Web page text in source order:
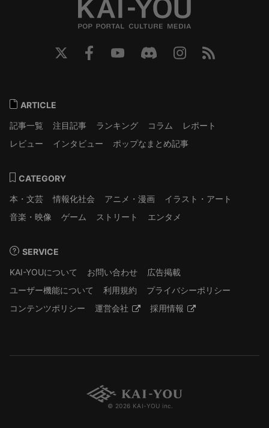
ARTICLE
記事一覧
注目記事 ランキング コラム
レポート
レビュー
インタビュー ポップなまとめ記事
CATEGORY
本・文芸
情報化社会 アニメ・漫画
イラスト・アート
音楽・映像
ゲーム ストリート エンタメ
SERVICE
KAI-YOUについて
お問い合わせ
広告掲載
ユーザー機能について
利用規約
プライバシーポリシー
コンテンツポリシー
運営会社 採用情報
© 2026 KAI-YOU inc.